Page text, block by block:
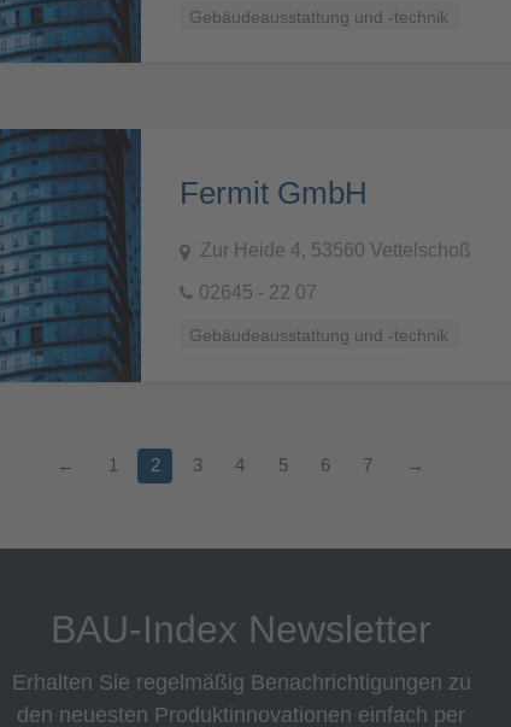
Gebäudeausstattung und -technik
Fermit GmbH
Zur Heide 4, 53560 Vettelschoß
02645 - 22 07
Gebäudeausstattung und -technik
← 1 2 3 4 5 6 7 →
BAU-Index Newsletter
Erhalten Sie regelmäßig Benachrichtigungen zu
den neuesten Produktinnovationen einfach per